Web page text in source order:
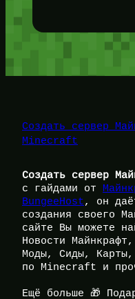
Создать сервер
Minecraft
Создать сервер
с гайдами от
BungeeHost, он
создания своего
сайте Вы можете
Новости
Моды, Сиды,
по Minecraft и
Ещё больше 🎁